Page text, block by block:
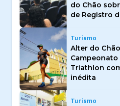
do Chão
de Registro
Turismo
Alter do
Campeonato
Triathlon
inédita
Turismo